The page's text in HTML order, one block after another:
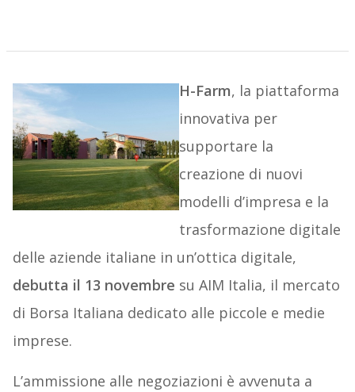
H-Farm, la piattaforma
innovativa per
supportare la
creazione di nuovi
modelli d’impresa e la
trasformazione digitale
delle aziende italiane in un’ottica digitale,
debutta il 13 novembre su AIM Italia, il mercato
di Borsa Italiana dedicato alle piccole e medie
imprese.
L’ammissione alle negoziazioni è avvenuta a